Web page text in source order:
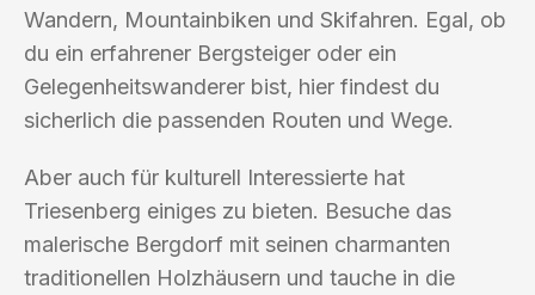
Wandern, Mountainbiken und Skifahren. Egal, ob
du ein erfahrener Bergsteiger oder ein
Gelegenheitswanderer bist, hier findest du
sicherlich die passenden Routen und Wege.
Aber auch für kulturell Interessierte hat
Triesenberg einiges zu bieten. Besuche das
malerische Bergdorf mit seinen charmanten
traditionellen Holzhäusern und tauche in die